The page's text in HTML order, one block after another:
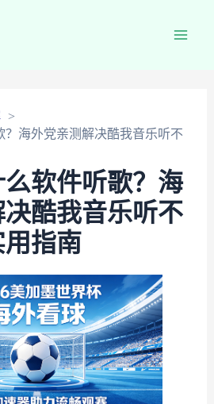
？海外党亲测解决酷我音乐听不
软件听歌？海
酷我音乐听不
用指南